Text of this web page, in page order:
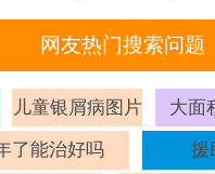
网友热门搜索问题
儿童银屑病图片 大面
了能治好吗 援